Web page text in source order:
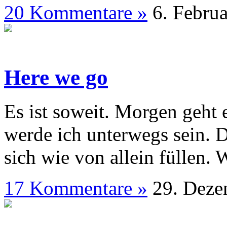
20 Kommentare » 6.
Here we go
Es ist soweit. Morgen geht
werde ich unterwegs sein.
sich wie von allein füllen.
17 Kommentare » 29.